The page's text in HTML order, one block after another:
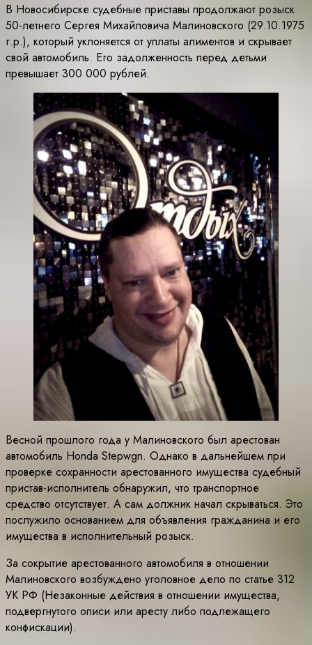
В Новосибирске судебные приставы продолжают розыск
50-летнего Сергея Михайловича Малиновского (29.10.1975
г.р.), который уклоняется от уплаты алиментов и скрывает
свой автомобиль. Его задолженность перед детьми
превышает 300 000 рублей.
Весной прошлого года у Малиновского был арестован
автомобиль Honda Stepwgn. Однако в дальнейшем при
проверке сохранности арестованного имущества судебный
пристав-исполнитель обнаружил, что транспортное
средство отсутствует. А сам должник начал скрываться. Это
послужило основанием для объявления гражданина и его
имущества в исполнительный розыск.
За сокрытие арестованного автомобиля в отношении
Малиновского возбуждено уголовное дело по статье 312
УК РФ (Незаконные действия в отношении имущества,
подвергнутого описи или аресту либо подлежащего
конфискации).